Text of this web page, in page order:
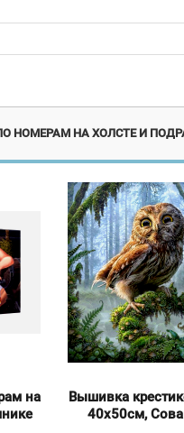
НОМЕРАМ НА ХОЛСТЕ И
на
Вышивка
40х50см, Сова